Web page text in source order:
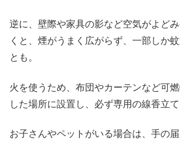
逆に、壁際や家具の影など空気がよど
くと、煙がうまく広がらず、一部しか
とも。
火を使うため、布団やカーテンなど可
した場所に設置し、必ず専用の線香立て
お子さんやペットがいる場合は、手の